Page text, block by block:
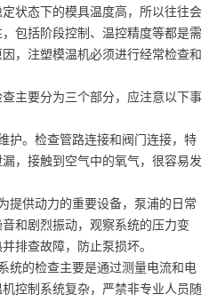
状态下的模具温度高，所以往往会
包括阶段控制、温控精度等都是需
，注塑模温机必须进行经常检查和
主要分为三个部分，应注意以下事
护。检查管路连接和阀门连接，特
，接触到空气中的氧气，很容易发
提供动力的重要设备，泵浦的日常
和剧烈振动，观察系统的压力变
排查故障，防止泵损坏。
统的检查主要是通过测量电流和电
控制系统复杂，严禁非专业人员随